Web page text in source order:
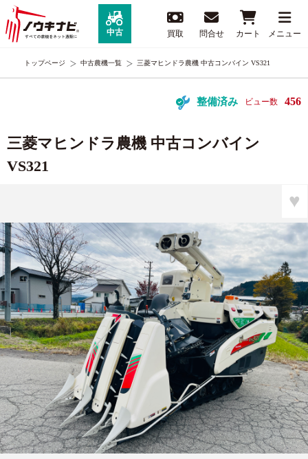
中古 買取 問合せ カート メニュー
トップページ 中古農機一覧 三菱マヒンドラ農機 中古コンバイン VS321
整備済み ビュー数 456
三菱マヒンドラ農機 中古コンバイン
VS321
♥